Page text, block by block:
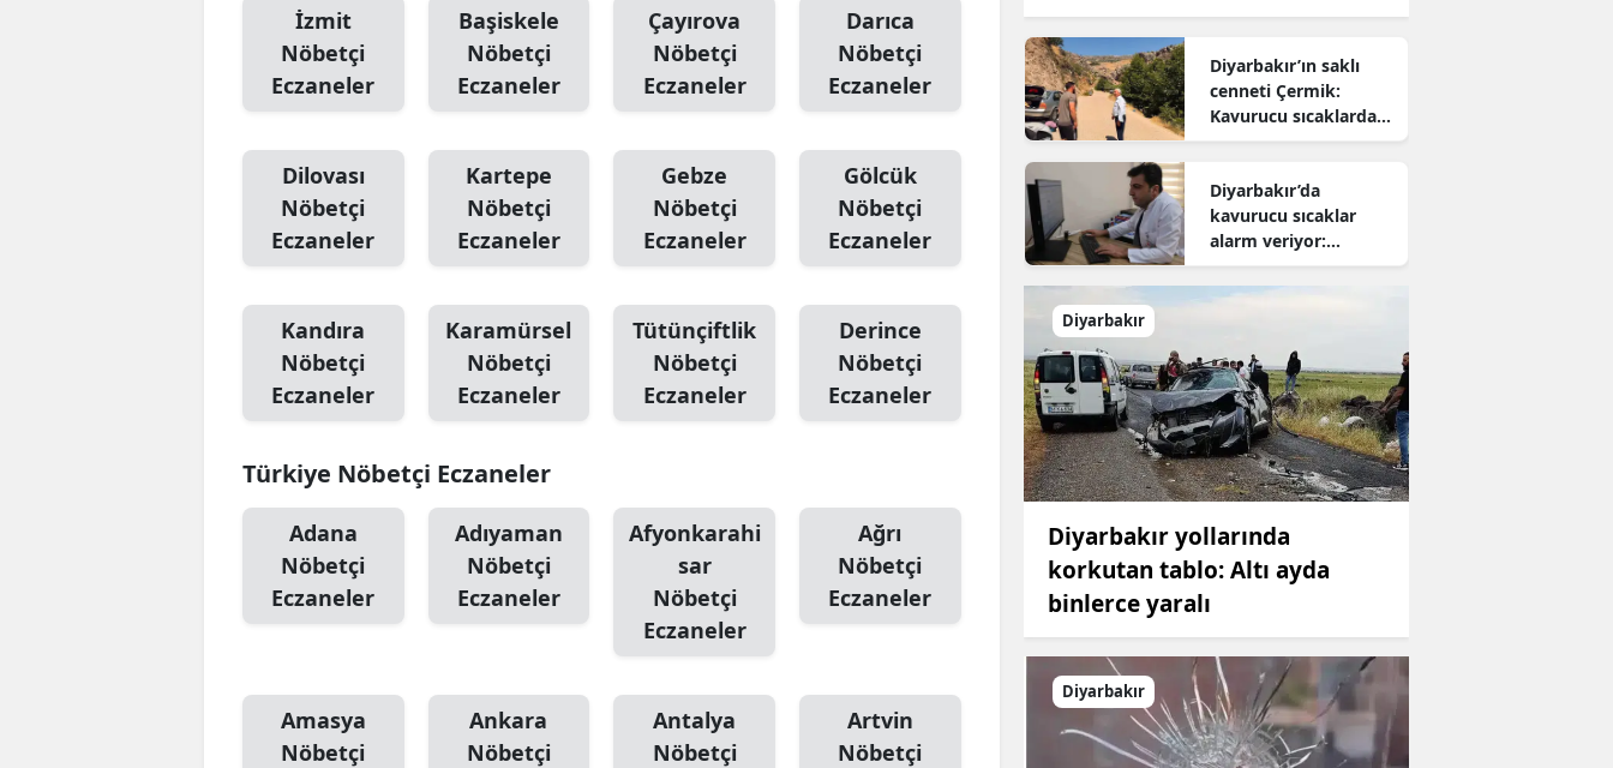
İzmit
Nöbetçi
Eczaneler
Başiskele
Nöbetçi
Eczaneler
Çayırova
Nöbetçi
Eczaneler
Darıca
Nöbetçi
Eczaneler
Dilovası
Nöbetçi
Eczaneler
Kartepe
Nöbetçi
Eczaneler
Gebze
Nöbetçi
Eczaneler
Gölcük
Nöbetçi
Eczaneler
Kandıra
Nöbetçi
Eczaneler
Karamürsel
Nöbetçi
Eczaneler
Tütünçiftlik
Nöbetçi
Eczaneler
Derince
Nöbetçi
Eczaneler
Türkiye Nöbetçi Eczaneler
Adana
Nöbetçi
Eczaneler
Adıyaman
Nöbetçi
Eczaneler
Afyonkarahi
sar
Nöbetçi
Eczaneler
Ağrı
Nöbetçi
Eczaneler
Amasya
Nöbetçi
Ankara
Nöbetçi
Antalya
Nöbetçi
Artvin
Nöbetçi
Diyarbakır’ın saklı
cenneti Çermik:
Kavurucu sıcaklardan
kaçanların yeni adresi
Diyarbakır’da
kavurucu sıcaklar
alarm veriyor:
Uzmanından hayati
uyarı
Diyarbakır
Diyarbakır yollarında
korkutan tablo: Altı ayda
binlerce yaralı
Diyarbakır